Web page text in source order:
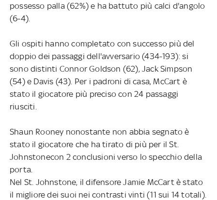
possesso palla (62%) e ha battuto più calci d'angolo
(6-4).
Gli ospiti hanno completato con successo più del
doppio dei passaggi dell'avversario (434-193): si
sono distinti Connor Goldson (62), Jack Simpson
(54) e Davis (43). Per i padroni di casa, McCart è
stato il giocatore più preciso con 24 passaggi
riusciti.
Shaun Rooney nonostante non abbia segnato è
stato il giocatore che ha tirato di più per il St.
Johnstonecon 2 conclusioni verso lo specchio della
porta.
Nel St. Johnstone, il difensore Jamie McCart è stato
il migliore dei suoi nei contrasti vinti (11 sui 14 totali).